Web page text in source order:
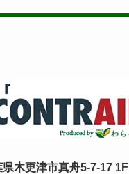
県木更津市真舟5-7-17 1F